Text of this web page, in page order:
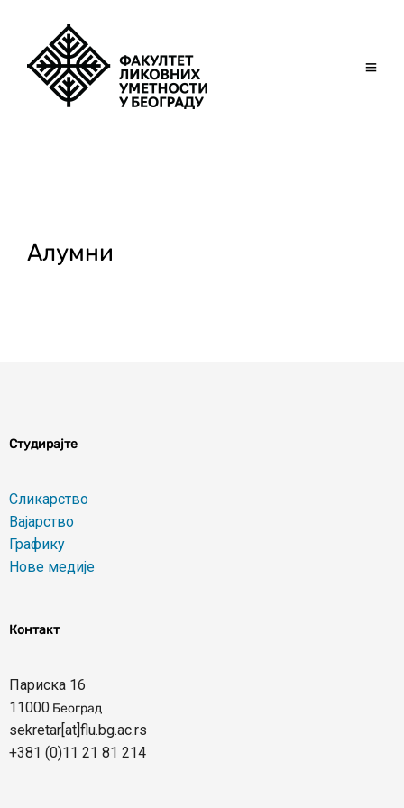
Алумни
Студирајте
Сликарство
Вајарство
Графику
Нове медије
Контакт
Париска 16
11000 Београд
sekretar[at]flu.bg.ac.rs
+381 (0)11 21 81 214